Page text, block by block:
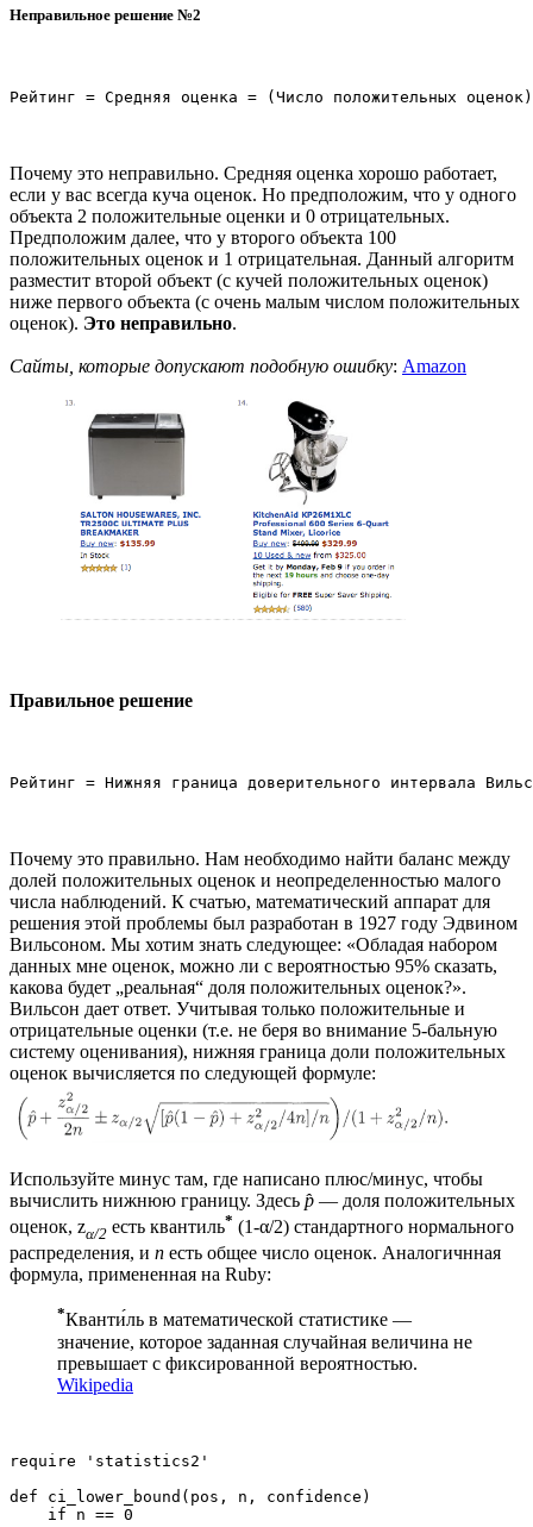
Неправильное решение №2
Почему это неправильно. Средняя оценка хорошо работает,
если у вас всегда куча оценок. Но предположим, что у одного
объекта 2 положительные оценки и 0 отрицательных.
Предположим далее, что у второго объекта 100
положительных оценок и 1 отрицательная. Данный алгоритм
разместит второй объект (с кучей положительных оценок)
ниже первого объекта (с очень малым числом положительных
оценок). Это неправильно.
Сайты, которые допускают подобную ошибку: Amazon
Правильное решение
Почему это правильно. Нам необходимо найти баланс между
долей положительных оценок и неопределенностью малого
числа наблюдений. К счатью, математический аппарат для
решения этой проблемы был разработан в 1927 году Эдвином
Вильсоном. Мы хотим знать следующее: «Обладая набором
данных мне оценок, можно ли с вероятностью 95% сказать,
какова будет „реальная“ доля положительных оценок?».
Вильсон дает ответ. Учитывая только положительные и
отрицательные оценки (т.е. не беря во внимание 5-бальную
систему оценивания), нижняя граница доли положительных
оценок вычисляется по следующей формуле:
Используйте минус там, где написано плюс/минус, чтобы
вычислить нижнюю границу. Здесь p̂ — доля положительных
оценок, zα/2 есть квантиль* (1-α/2) стандартного нормального
распределения, и n есть общее число оценок. Аналогичнная
формула, примененная на Ruby:
*Кванти́ль в математической статистике —
значение, которое заданная случайная величина не
превышает с фиксированной вероятностью.
Wikipedia
require 'statistics2'
def ci_lower_bound(pos, n, confidence)
    if n == 0